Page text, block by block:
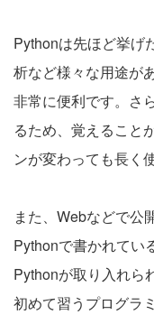
Pythonは先ほど挙げ
析など様々な用途が
非常に便利です。さ
るため、覚えること
ンが変わっても長く
また、Webなどで公
Pythonで書かれてい
Pythonが取り入れら
初めて習うプログラ